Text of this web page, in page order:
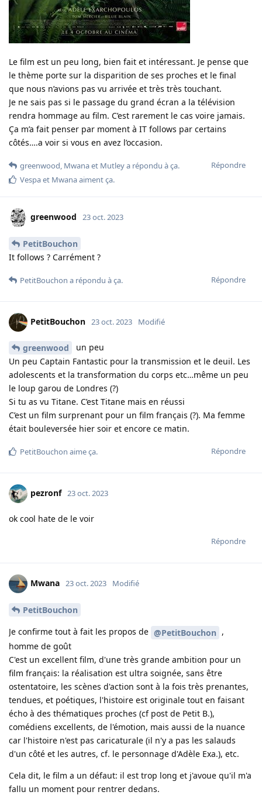
Le film est un peu long, bien fait et intéressant. Je pense que
le thème porte sur la disparition de ses proches et le final
que nous n’avions pas vu arrivée et très très touchant.
Je ne sais pas si le passage du grand écran a la télévision
rendra hommage au film. C’est rarement le cas voire jamais.
Ça m’a fait penser par moment à IT follows par certains
côtés….a voir si vous en avez l’occasion.
Répondre
greenwood, Mwanaet Mutleya répondu à ça.
Vespaet Mwanaaiment ça.
greenwood 23 oct. 2023
PetitBouchon
It follows ? Carrément ?
Répondre
PetitBouchon a répondu à ça.
PetitBouchon 23 oct. 2023 Modifié
greenwood
un peu
Un peu Captain Fantastic pour la transmission et le deuil. Les
adolescents et la transformation du corps etc…même un peu
le loup garou de Londres (?)
Si tu as vu Titane. C’est Titane mais en réussi
C’est un film surprenant pour un film français (?). Ma femme
était bouleversée hier soir et encore ce matin.
Répondre
PetitBouchon aime ça.
pezronf 23 oct. 2023
ok cool hate de le voir
Répondre
Mwana 23 oct. 2023 Modifié
PetitBouchon
Je confirme tout à fait les propos de @PetitBouchon ,
homme de goût
C'est un excellent film, d'une très grande ambition pour un
film français: la réalisation est ultra soignée, sans être
ostentatoire, les scènes d'action sont à la fois très prenantes,
tendues, et poétiques, l'histoire est originale tout en faisant
écho à des thématiques proches (cf post de Petit B.),
comédiens excellents, de l'émotion, mais aussi de la nuance
car l'histoire n'est pas caricaturale (il n'y a pas les salauds
d'un côté et les autres, cf. le personnage d'Adèle Exa.), etc.
Cela dit, le film a un défaut: il est trop long et j'avoue qu'il m'a
fallu un moment pour rentrer dedans.